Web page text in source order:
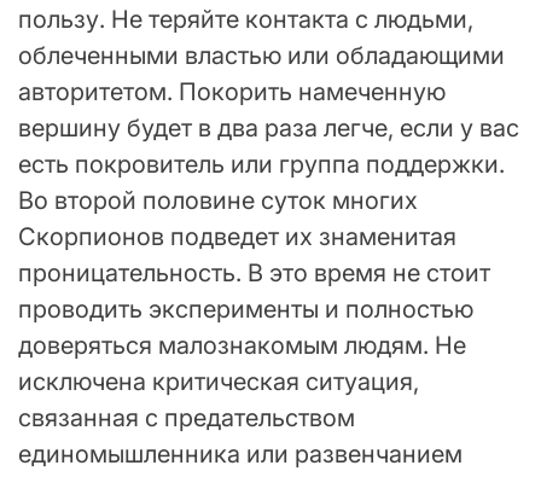
пользу. Не теряйте контакта с людьми,
облеченными властью или обладающими
авторитетом. Покорить намеченную
вершину будет в два раза легче, если у вас
есть покровитель или группа поддержки.
Во второй половине суток многих
Скорпионов подведет их знаменитая
проницательность. В это время не стоит
проводить эксперименты и полностью
доверяться малознакомым людям. Не
исключена критическая ситуация,
связанная с предательством
единомышленника или развенчанием